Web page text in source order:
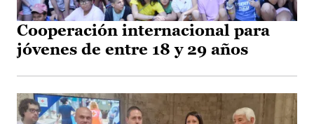
Cooperación internacional para
jóvenes de entre 18 y 29 años